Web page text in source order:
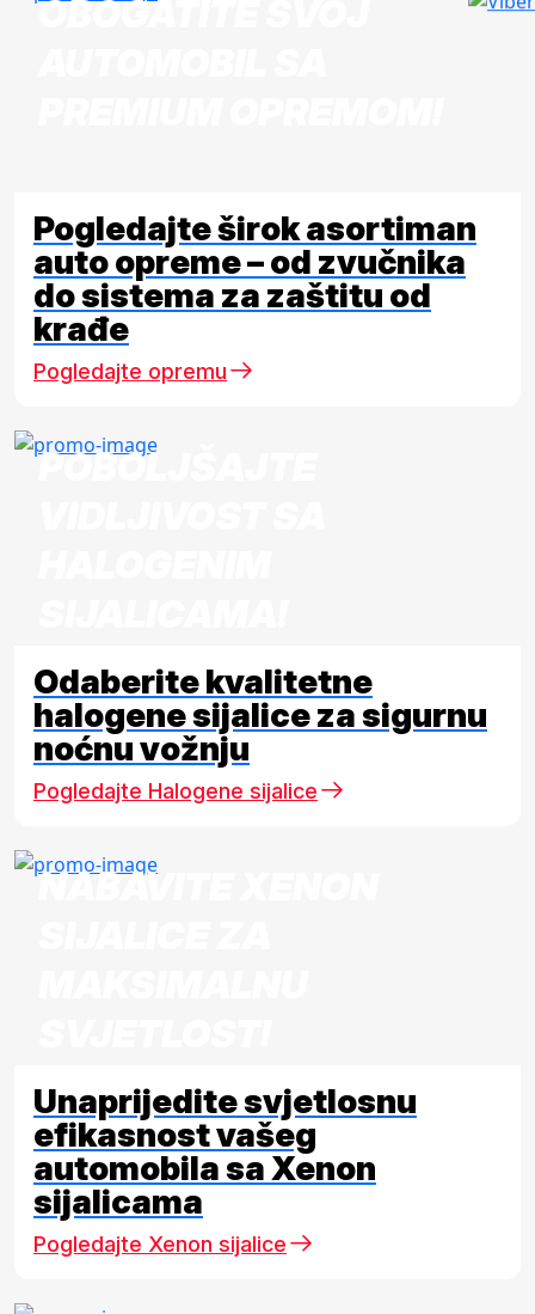
OBOGATITE SVOJ
Pogledajte širok asortiman
auto opreme – od zvučnika
do sistema za zaštitu od
krađe
Pogledajte opremu
POBOLJŠAJTE
Odaberite kvalitetne
halogene sijalice za sigurnu
noćnu vožnju
Pogledajte Halogene sijalice
NABAVITE XENON
Unaprijedite svjetlosnu
efikasnost vašeg
automobila sa Xenon
sijalicama
Pogledajte Xenon sijalice